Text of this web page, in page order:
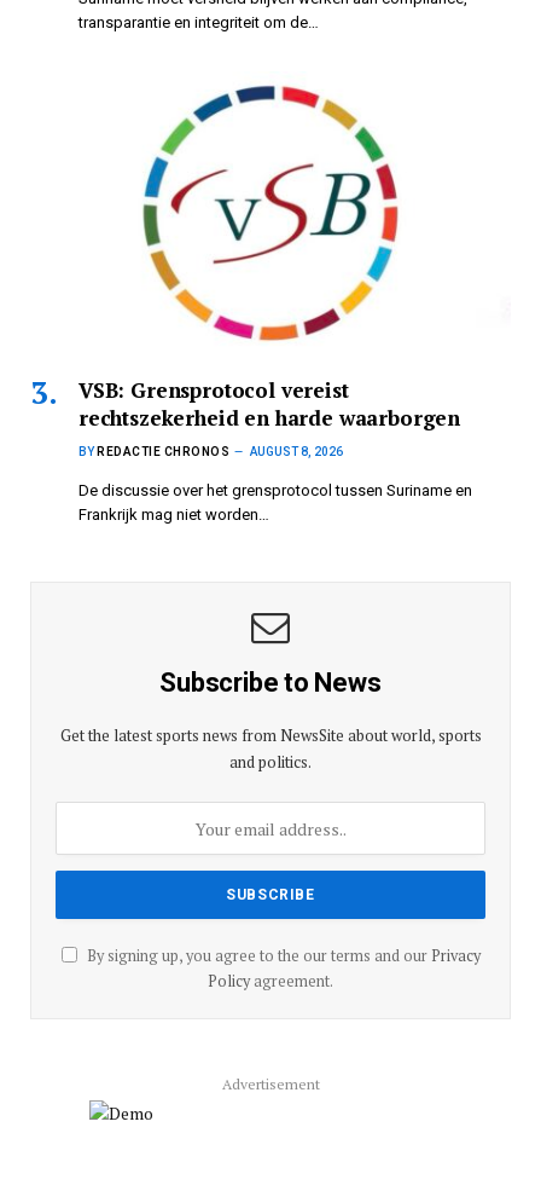
transparantie en integriteit om de…
VSB: Grensprotocol vereist
rechtszekerheid en harde waarborgen
BY REDACTIE CHRONOS AUGUST 8, 2026
De discussie over het grensprotocol tussen Suriname en
Frankrijk mag niet worden…
Subscribe to News
Get the latest sports news from NewsSite about world, sports
and politics.
By signing up, you agree to the our terms and our Privacy
Policyagreement.
Advertisement